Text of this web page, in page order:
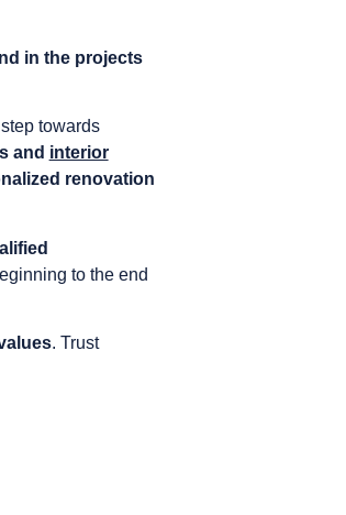
in the projects
towards
and interior
renovation
to the end
. Trust